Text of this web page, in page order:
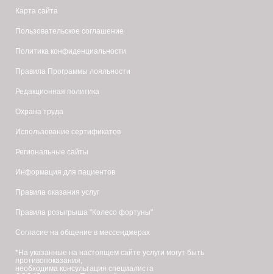
Карта сайта
Пользовательское соглашение
Политика конфиденциальности
Правила Программы лояльности
Редакционная политика
Охрана труда
Использование сертификатов
Региональные сайты
Информация для пациентов
Правила оказания услуг
Правила розыгрыша "Колесо фортуны"
Согласие на общение в мессенджерах
*На указанные на настоящем сайте услуги могут быть
противопоказания,
необходима консультация специалиста